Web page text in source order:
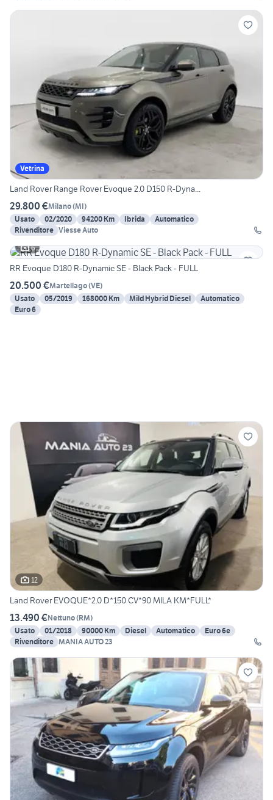
Vetrina
Land Rover Range Rover Evoque 2.0 D150 R-Dyna...
29.800 €Milano(MI)
Usato
02/2020 94200 Km Ibrida
Automatico
Rivenditore Viesse Auto
6
RR Evoque D180 R-Dynamic SE - Black Pack - FULL
20.500 €Martellago(VE)
Usato
05/2019 168000 Km Mild Hybrid Diesel
Automatico
Euro 6
12
Land Rover EVOQUE*2.0 D*150 CV*90 MILA KM*FULL*
13.490 €Nettuno(RM)
Usato
01/2018 90000 Km Diesel Automatico
Euro 6e
Rivenditore MANIA AUTO 23